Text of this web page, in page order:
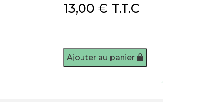
13,00 € T.T.C
Ajouter au panier